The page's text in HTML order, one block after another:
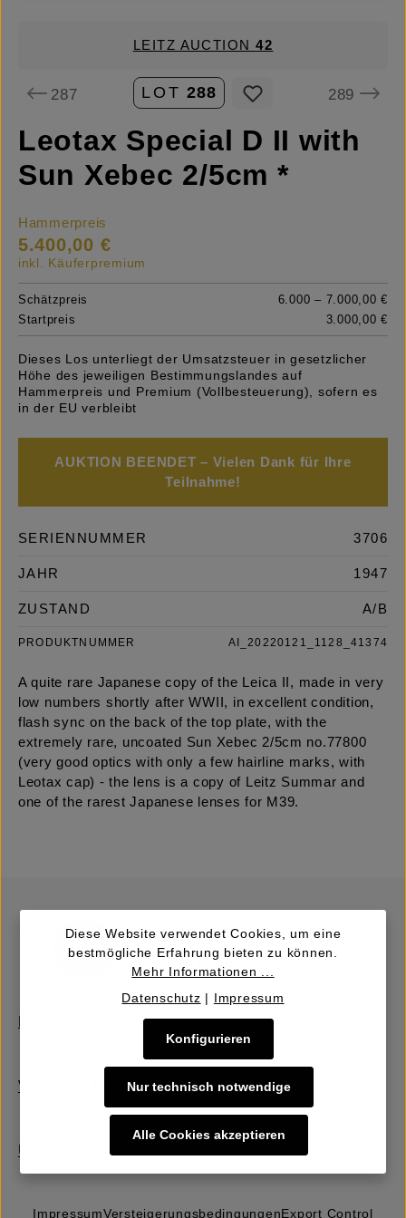
LEITZ AUCTION42
287 LOT 288 289
Leotax Special D II with
Sun Xebec 2/5cm *
Hammerpreis
5.400,00 €
inkl. Käuferpremium
Schätzpreis
6.000 – 7.000,00 €
Startpreis
3.000,00 €
Dieses Los unterliegt der Umsatzsteuer in gesetzlicher
Höhe des jeweiligen Bestimmungslandes auf
Hammerpreis und Premium (Vollbesteuerung), sofern es
in der EU verbleibt
AUKTION BEENDET – Vielen Dank für Ihre
Teilnahme!
SERIENNUMMER 3706
JAHR 1947
ZUSTAND A/B
PRODUKTNUMMER AI_20220121_1128_41374
A quite rare Japanese copy of the Leica II, made in very
low numbers shortly after WWII, in excellent condition,
flash sync on the back of the top plate, with the
extremely rare, uncoated Sun Xebec 2/5cm no.77800
(very good optics with only a few hairline marks, with
Leotax cap) - the lens is a copy of Leitz Summar and
one of the rarest Japanese lenses for M39.
Verkaufen | Einbringen
Über uns
ImpressumVersteigerungs­bedingungenExport Control
Diese Website verwendet Cookies, um eine
bestmögliche Erfahrung bieten zu können.
Mehr Informationen ...
Datenschutz | Impressum
Nur technisch notwendige
Konfigurieren
Alle Cookies akzeptieren